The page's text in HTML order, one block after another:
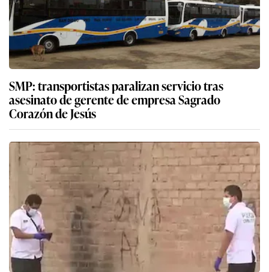
SMP: transportistas paralizan servicio tras
asesinato de gerente de empresa Sagrado
Corazón de Jesús